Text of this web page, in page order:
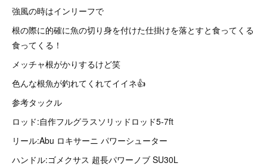
強風の時はインリーフで
根の際に的確に魚の切り身を付けた仕掛けを落とすと食ってくる
食ってくる！
メッチャ根がかりするけど笑
色んな根魚が釣れてくれてイイネ👍
参考タックル
ロッド:自作フルグラスソリッドロッド5-7ft
リール:Abu ロキサーニ パワーシューター
ハンドル:ゴメクサス 超長パワーノブ SU30L